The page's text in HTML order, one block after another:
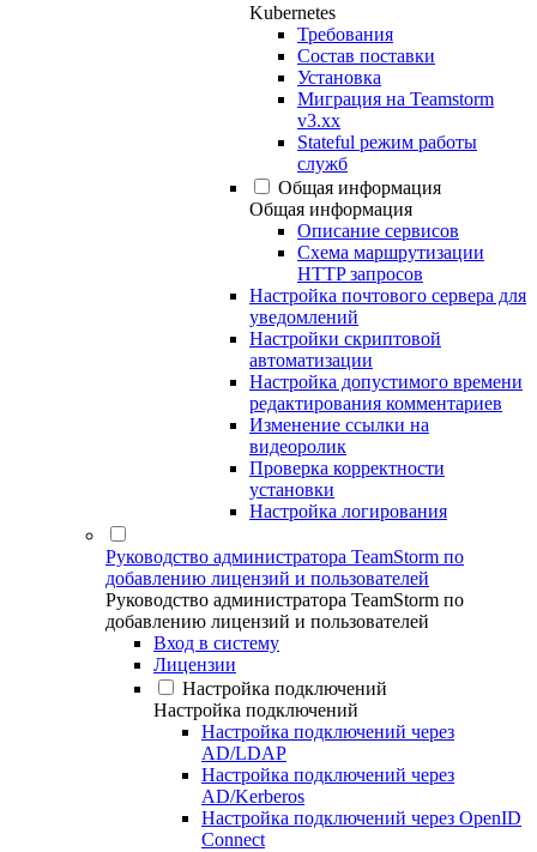
Kubernetes
Требования
Состав поставки
Установка
Миграция на Teamstorm
v3.xx
Stateful режим работы
служб
Общая информация
Общая информация
Описание сервисов
Схема маршрутизации
HTTP запросов
Настройка почтового сервера для
уведомлений
Настройки скриптовой
автоматизации
Настройка допустимого времени
редактирования комментариев
Изменение ссылки на
видеоролик
Проверка корректности
установки
Настройка логирования
Руководство администратора TeamStorm по
добавлению лицензий и пользователей
Руководство администратора TeamStorm по
добавлению лицензий и пользователей
Вход в систему
Лицензии
Настройка подключений
Настройка подключений
Настройка подключений через
AD/LDAP
Настройка подключений через
AD/Kerberos
Настройка подключений через OpenID
Connect